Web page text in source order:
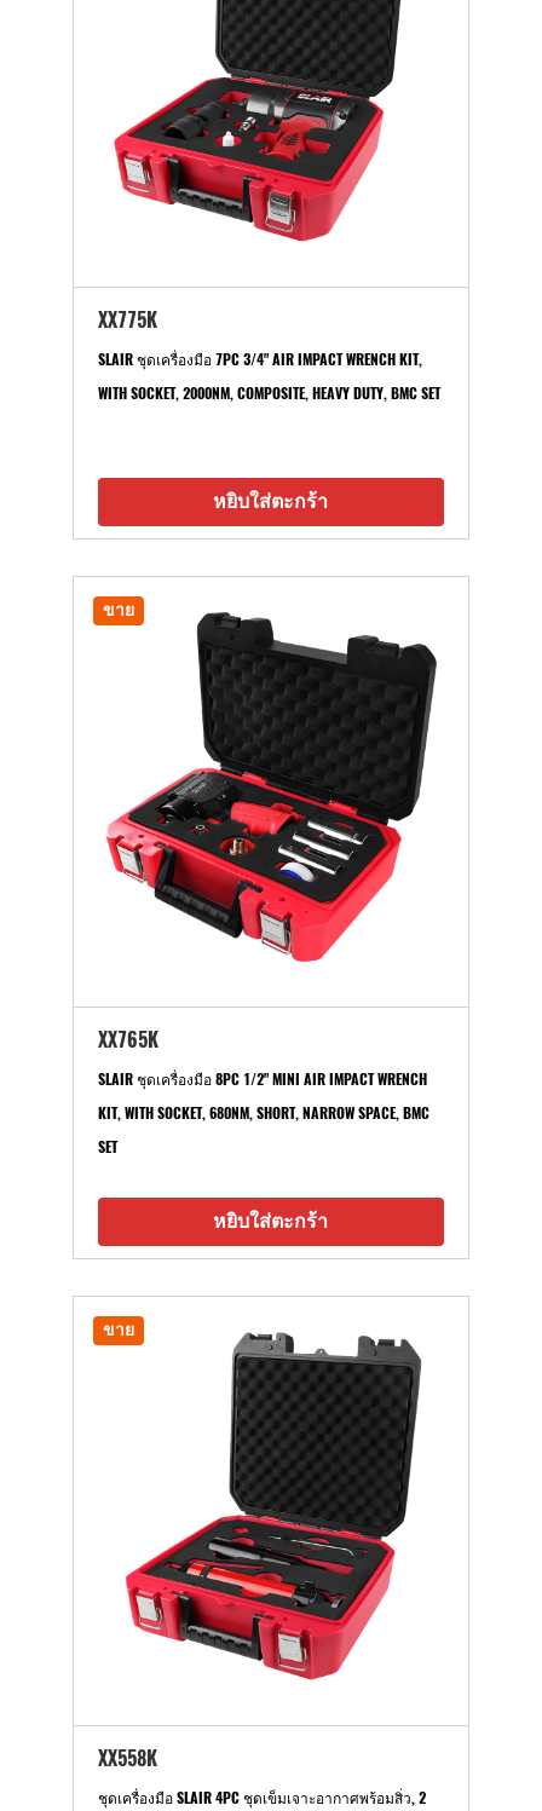
XX775K
SLAIR ชุดเครื่องมือ 7PC 3/4" AIR IMPACT WRENCH KIT,
WITH SOCKET, 2000NM, COMPOSITE, HEAVY DUTY, BMC SET
หยิบใส่ตะกร้า
ขาย
XX765K
SLAIR ชุดเครื่องมือ 8PC 1/2" MINI AIR IMPACT WRENCH
KIT, WITH SOCKET, 680NM, SHORT, NARROW SPACE, BMC
SET
หยิบใส่ตะกร้า
ขาย
XX558K
ชุดเครื่องมือ SLAIR 4PC ชุดเข็มเจาะอากาศพร้อมสิ่ว, 2